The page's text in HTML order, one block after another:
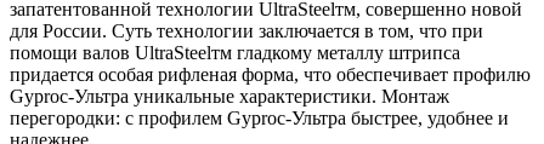
запатентованной технологии UltraSteelтм, совершенно новой
для России. Суть технологии заключается в том, что при
помощи валов UltraSteelтм гладкому металлу штрипса
придается особая рифленая форма, что обеспечивает профилю
Gyproc-Ультра уникальные характеристики. Монтаж
перегородки: с профилем Gyproc-Ультра быстрее, удобнее и
надежнее.